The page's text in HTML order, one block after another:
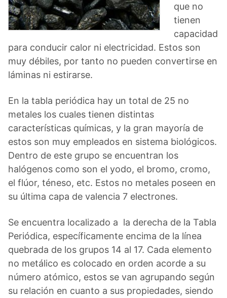
que no
tienen
capacidad
para conducir calor ni electricidad. Estos son
muy débiles, por tanto no pueden convertirse en
láminas ni estirarse.
En la tabla periódica hay un total de 25 no
metales los cuales tienen distintas
características químicas, y la gran mayoría de
estos son muy empleados en sistema biológicos.
Dentro de este grupo se encuentran los
halógenos como son el yodo, el bromo, cromo,
el flúor, téneso, etc. Estos no metales poseen en
su última capa de valencia 7 electrones.
Se encuentra localizado a la derecha de la Tabla
Periódica, específicamente encima de la línea
quebrada de los grupos 14 al 17. Cada elemento
no metálico es colocado en orden acorde a su
número atómico, estos se van agrupando según
su relación en cuanto a sus propiedades, siendo